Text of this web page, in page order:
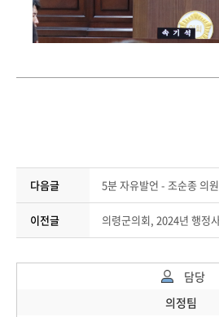
다음글 5분 자유발언 - 조순종 의원
이전글
담당
의정팀